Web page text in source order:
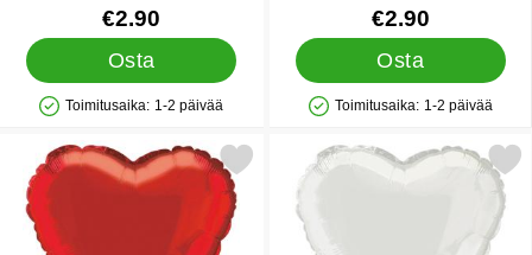
Tuote.nro 5749€2.90
Osta
Saatavuus: Varastossa
Toimitusaika: 1-2 päivää
Vaaleanpunainen
Tuote.nro 5751€2.90
Osta
Saatavuus: Varastossa
Toimitusaika: 1-2 päivää
Merkitse folioilmapallo Sydän Punainen suosikiksi
Merkitse folioilmapallo